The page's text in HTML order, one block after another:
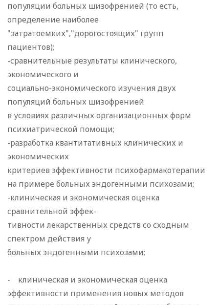
популяции больных шизофренией (то есть,
определение наиболее
"затратоемких","дорогостоящих" групп
пациентов);
-сравнительные результаты клинического,
экономического и
социально-экономического изучения двух
популяций больных шизофренией
в условиях различных организационных форм
психиатрической помощи;
-разработка квантитативных клинических и
экономических
критериев эффективности психофармакотерапии
на примере больных эндогенными психозами;
-клиническая и экономическая оценка
сравнительной эффек-
тивности лекарственных средств со сходным
спектром действия у
больных эндогенными психозами;
- клиническая и экономическая оценка
эффективности применения новых методов